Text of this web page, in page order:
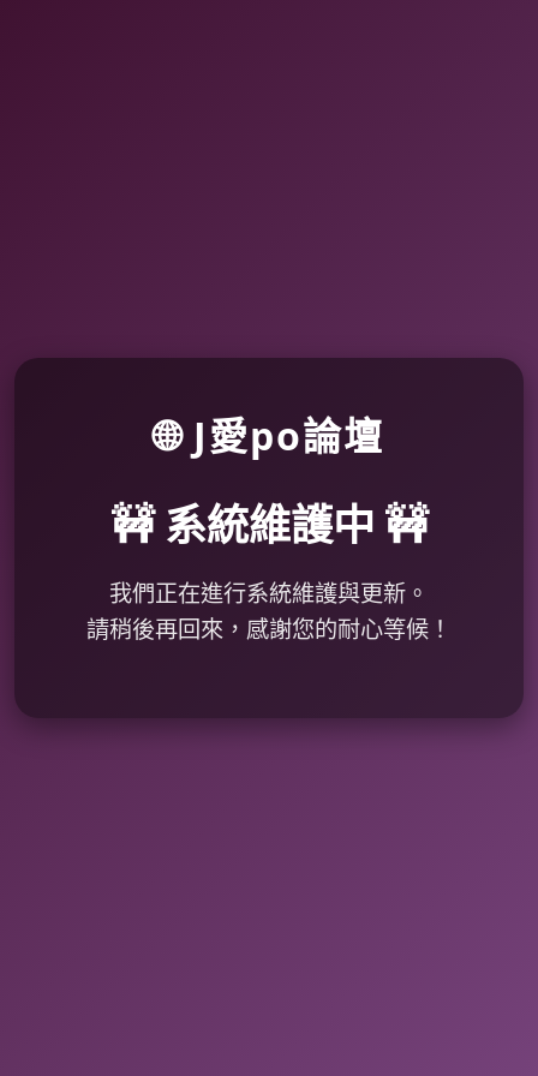
🌐 J愛po論壇
🚧 系統維護中 🚧
我們正在進行系統維護與更新。
請稍後再回來，感謝您的耐心等候！